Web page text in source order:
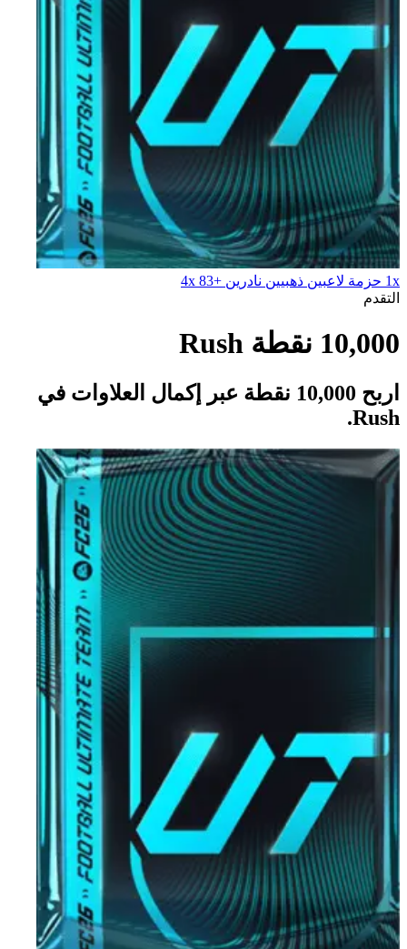
1x حزمة لاعبين ذهبيين نادرين +83 4x
التقدم
10,000 نقطة Rush
اربح 10,000 نقطة عبر إكمال العلاوات في
Rush.